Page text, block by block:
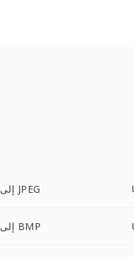
UYVY إلى JPEG
UYVY إلى BMP